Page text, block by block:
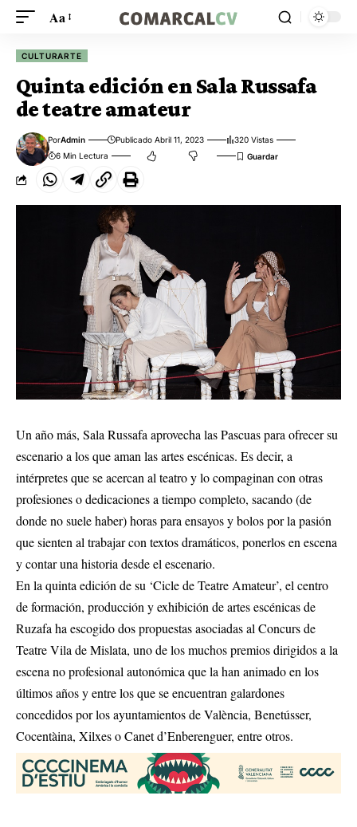
Aa
CULTURARTE
Quinta edición en Sala Russafa
de teatre amateur
PorAdmin Publicado Abril 11, 2023
320 Vistas
6 Min Lectura
Un año más, Sala Russafa aprovecha las Pascuas para ofrecer su
escenario a los que aman las artes escénicas. Es decir, a
intérpretes que se acercan al teatro y lo compaginan con otras
profesiones o dedicaciones a tiempo completo, sacando (de
donde no suele haber) horas para ensayos y bolos por la pasión
que sienten al trabajar con textos dramáticos, ponerlos en escena
y contar una historia desde el escenario.
En la quinta edición de su ‘Cicle de Teatre Amateur’, el centro
de formación, producción y exhibición de artes escénicas de
Ruzafa ha escogido dos propuestas asociadas al Concurs de
Teatre Vila de Mislata, uno de los muchos premios dirigidos a la
escena no profesional autonómica que la han animado en los
últimos años y entre los que se encuentran galardones
concedidos por los ayuntamientos de València, Benetússer,
Cocentàina, Xilxes o Canet d’Enberenguer, entre otros.